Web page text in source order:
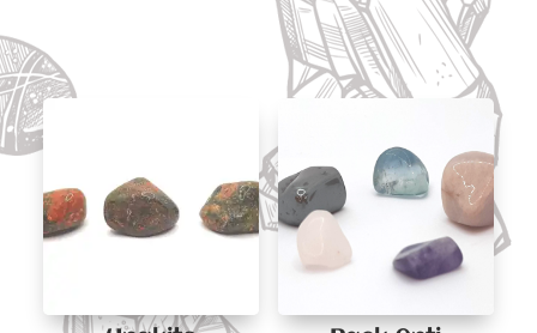
2,00
4,00
a
Les
options
être
choisies
sur
page